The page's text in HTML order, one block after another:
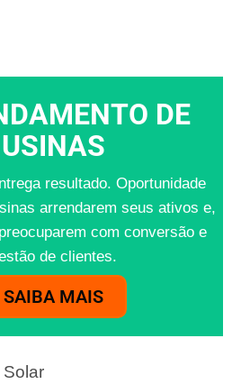
DE
USINAS
resultado. Oportunidade
arrendarem seus ativos e,
com conversão e
de clientes.
SAIBA MAIS